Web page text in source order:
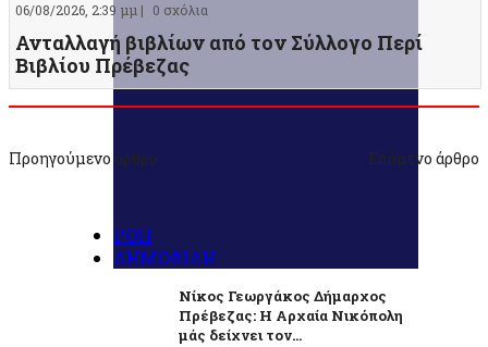
06/08/2026, 2:39 μμ | 0 σχόλια
Ανταλλαγή βιβλίων από τον Σύλλογο Περί
Βιβλίου Πρέβεζας
Προηγούμενο άρθρο Επόμενο άρθρο
ΡΟΗ
ΔΗΜΟΦΙΛΗ
Νίκος Γεωργάκος Δήμαρχος
Πρέβεζας: Η Αρχαία Νικόπολη
μάς δείχνει τον...